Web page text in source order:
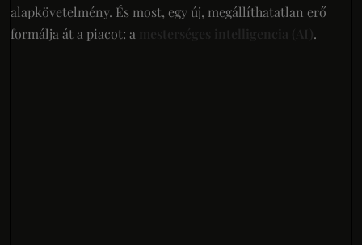
alapkövetelmény. És most, egy új, megállíthatatlan erő
formálja át a piacot: a
mesterséges intelligencia (AI) .